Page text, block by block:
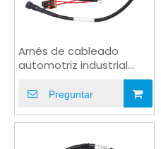
Arnés de cableado
automotriz industrial
impermeable de tubería
de PVCPreguntar